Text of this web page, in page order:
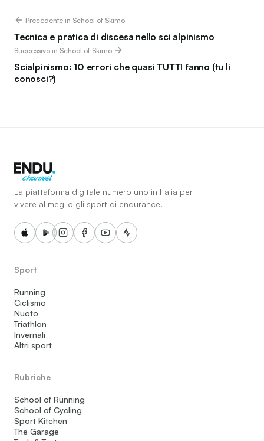
Precedente in School of Skimo
Tecnica e pratica di discesa nello sci alpinismo
Successivo in School of Skimo
Scialpinismo: 10 errori che quasi TUTTI fanno (tu li
conosci?)
La piattaforma digitale numero uno in Italia per
vivere al meglio gli sport di endurance.
Sport
Running
Ciclismo
Nuoto
Triathlon
Invernali
Altri sport
Rubriche
School of Running
School of Cycling
Sport Kitchen
The Garage